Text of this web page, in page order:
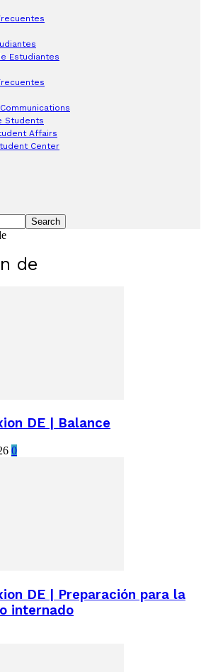
Estudiantes
Students
Affairs
Center
de
DE | Balance
0
DE | Preparación para la
internado